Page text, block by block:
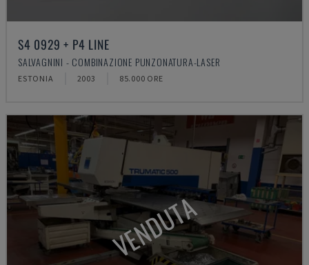
S4 0929 + P4 LINE
SALVAGNINI - COMBINAZIONE PUNZONATURA-LASER
ESTONIA 2003 85.000 ORE
VENDUTA